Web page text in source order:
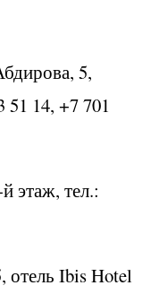
5,
14, +7 701
этаж, тел.:
отель Ibis Hotel